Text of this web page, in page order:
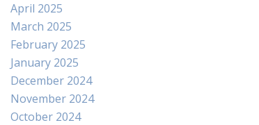
April 2025
March 2025
February 2025
January 2025
December 2024
November 2024
October 2024